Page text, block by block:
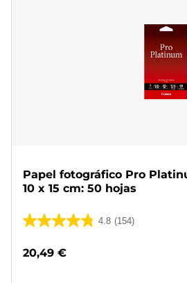
Papel fotográfico Pro
10 x 15 cm: 50 hojas
4.8 (154)
4.8
20,49 €